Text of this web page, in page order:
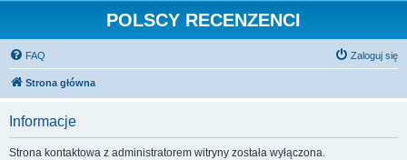
POLSCY RECENZENCI
FAQ Zaloguj się
Strona główna
Informacje
Strona kontaktowa z administratorem witryny została wyłączona.